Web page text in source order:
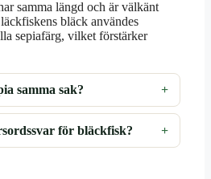
samma längd och är välkänt
bläck användes
sepiafärg, vilket förstärker
samma sak?
för bläckfisk?